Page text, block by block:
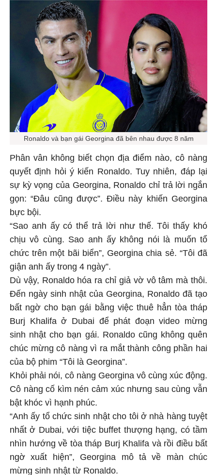
Ronaldo và bạn gái Georgina đã bên nhau được 8 năm
Phân vân không biết chọn địa điểm nào, cô nàng
quyết định hỏi ý kiến Ronaldo. Tuy nhiên, đáp lại
sự kỳ vọng của Georgina, Ronaldo chỉ trả lời ngắn
gọn: “Đâu cũng được”. Điều này khiến Georgina
bực bội.
“Sao anh ấy có thể trả lời như thế. Tôi thấy khó
chịu vô cùng. Sao anh ấy không nói là muốn tổ
chức trên một bãi biển”, Georgina chia sẻ. “Tôi đã
giận anh ấy trong 4 ngày”.
Dù vậy, Ronaldo hóa ra chỉ giả vờ vô tâm mà thôi.
Đến ngày sinh nhật của Georgina, Ronaldo đã tạo
bất ngờ cho bạn gái bằng việc thuê hẳn tòa tháp
Burj Khalifa ở Dubai để phát đoạn video mừng
sinh nhật cho bạn gái. Ronaldo cũng không quên
chúc mừng cô nàng vì ra mắt thành công phần hai
của bộ phim “Tôi là Georgina”.
Khỏi phải nói, cô nàng Georgina vô cùng xúc động.
Cô nàng cố kìm nén cảm xúc nhưng sau cùng vẫn
bật khóc vì hạnh phúc.
“Anh ấy tổ chức sinh nhật cho tôi ở nhà hàng tuyệt
nhất ở Dubai, với tiệc buffet thượng hạng, có tầm
nhìn hướng về tòa tháp Burj Khalifa và rồi điều bất
ngờ xuất hiện”, Georgina mô tả về màn chúc
mừng sinh nhật từ Ronaldo.